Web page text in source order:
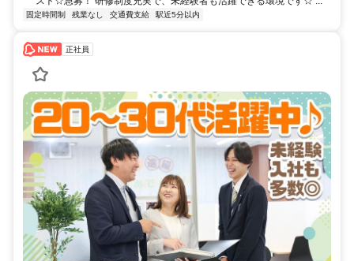
固定時間制 残業なし 交通費支給 駅近5分以内
正社員